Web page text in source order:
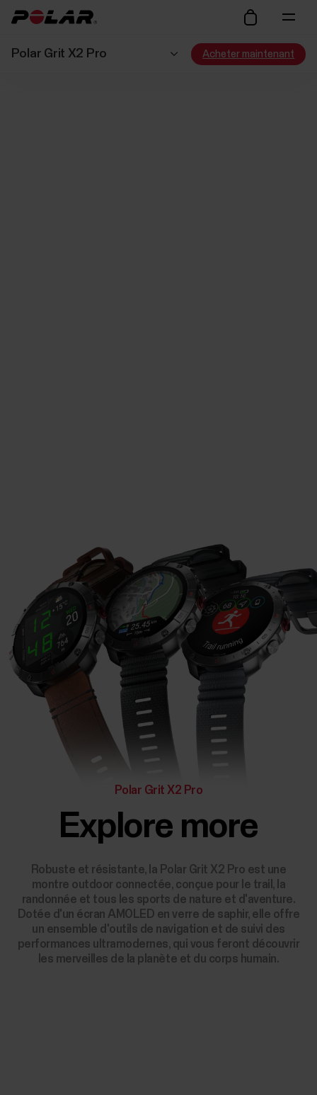
Polar Grit X2 Pro Acheter maintenant
Polar Grit X2 Pro
Explore more
Robuste et résistante, la Polar Grit X2 Pro est une
montre outdoor connectée, conçue pour le trail, la
randonnée et tous les sports de nature et d'aventure.
Dotée d'un écran AMOLED en verre de saphir, elle offre
un ensemble d'outils de navigation et de suivi des
performances ultramodernes, qui vous feront découvrir
les merveilles de la planète et du corps humain.